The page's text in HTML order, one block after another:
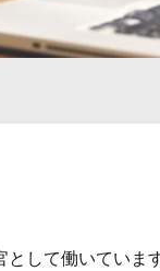
して働いています